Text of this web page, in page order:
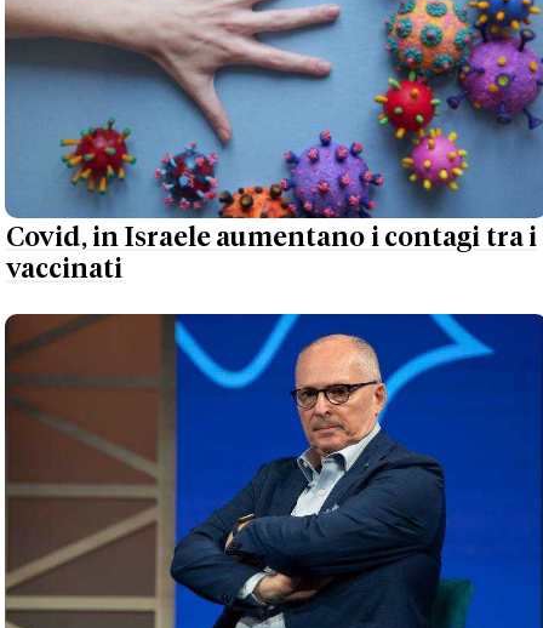
Covid, in Israele aumentano i contagi tra i
vaccinati